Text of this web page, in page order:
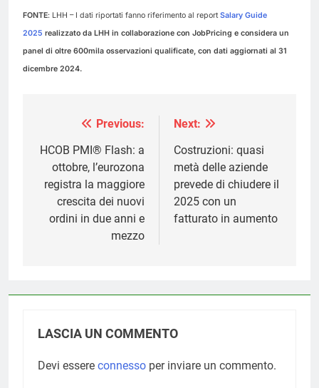
FONTE: LHH – I dati riportati fanno riferimento al reportSalary Guide
2025 realizzato da LHH in collaborazione con JobPricing e considera un
panel di oltre 600mila osservazioni qualificate, con dati aggiornati al 31
dicembre 2024.
Navigazione
articoli
Previous:
HCOB PMI® Flash: a
ottobre, l’eurozona
registra la maggiore
crescita dei nuovi
ordini in due anni e
mezzo
Next:
Costruzioni: quasi
metà delle aziende
prevede di chiudere il
2025 con un
fatturato in aumento
LASCIA UN COMMENTO
Devi essere connesso per inviare un commento.